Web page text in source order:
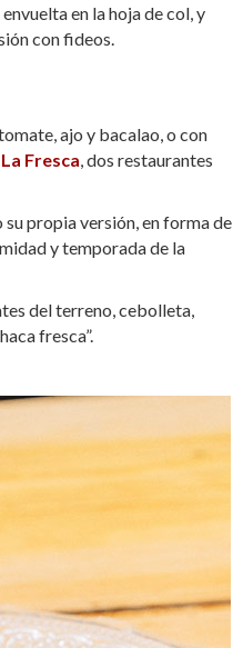
en la hoja de col, y
con fideos.
ajo y bacalao, o con
Fresca , dos restaurantes
propia versión, en forma de
y temporada de la
del terreno, cebolleta,
fresca”.